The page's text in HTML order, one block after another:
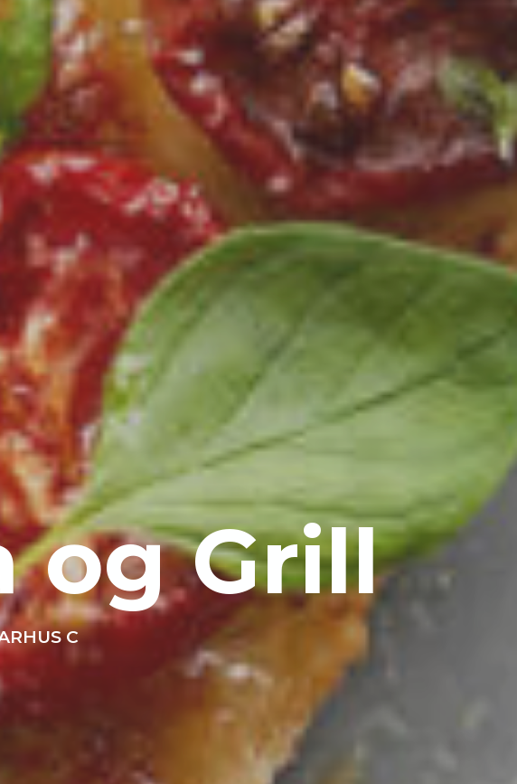
og Grill
C